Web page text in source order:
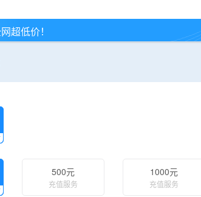
超低价！
500元
充值服务
1000元
充值服务